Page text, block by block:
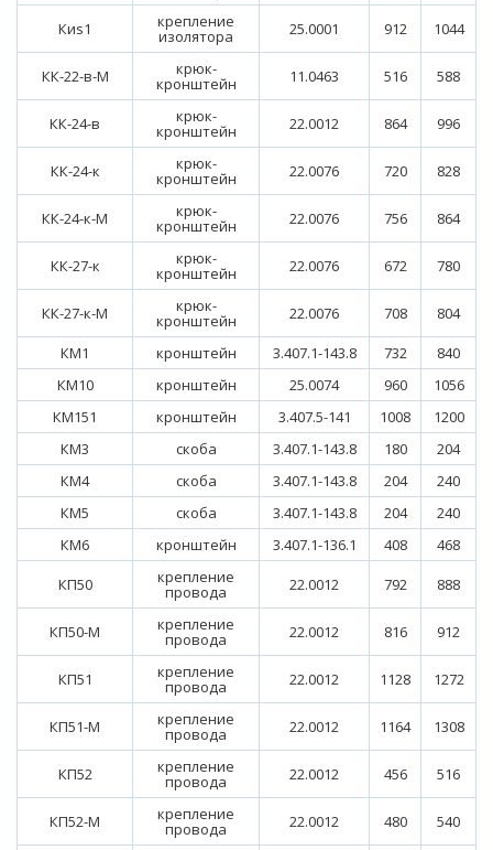
Киs1 крепление
изолятора 25.0001 912 1044
КК-22-в-М крюк-
кронштейн 11.0463 516 588
КК-24-в крюк-
кронштейн 22.0012 864 996
КК-24-к крюк-
кронштейн 22.0076 720 828
КК-24-к-М крюк-
кронштейн 22.0076 756 864
КК-27-к крюк-
кронштейн 22.0076 672 780
КК-27-к-М крюк-
кронштейн 22.0076 708
804
КМ1
кронштейн 3.407.1-143.8 732
840
КМ10
кронштейн 25.0074 960
1056
КМ151
кронштейн 3.407.5-141 1008
1200
КМ3
скоба 3.407.1-143.8 180
204
КМ4
скоба 3.407.1-143.8 204
240
КМ5
скоба 3.407.1-143.8 204
240
КМ6
кронштейн 3.407.1-136.1 408
468
КП50
крепление
провода 22.0012 792 888
КП50-М крепление
провода 22.0012 816 912
КП51 крепление
провода 22.0012 1128 1272
КП51-М крепление
провода 22.0012 1164 1308
КП52 крепление
провода 22.0012 456 516
КП52-М крепление
провода 22.0012 480 540